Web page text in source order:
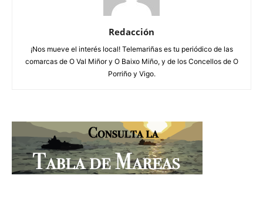
Redacción
¡Nos mueve el interés local! Telemariñas es tu periódico de las
comarcas de O Val Miñor y O Baixo Miño, y de los Concellos de O
Porriño y Vigo.